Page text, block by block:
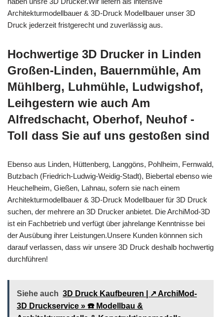
Architekturmodellbauer & 3D-Druck Modellbauer unser 3D
Druck jederzeit fristgerecht und zuverlässig aus.
Hochwertige 3D Drucker in Linden
Großen-Linden, Bauernmühle, Am
Mühlberg, Luhmühle, Ludwigshof,
Leihgestern wie auch Am
Alfredschacht, Oberhof, Neuhof -
Toll dass Sie auf uns gestoßen sind
Ebenso aus Linden, Hüttenberg, Langgöns, Pohlheim, Fernwald,
Butzbach (Friedrich-Ludwig-Weidig-Stadt), Biebertal ebenso wie
Heuchelheim, Gießen, Lahnau, sofern sie nach einem
Architekturmodellbauer & 3D-Druck Modellbauer für 3D Druck
suchen, der mehrere an 3D Drucker anbietet. Die ArchiMod-3D
ist ein Fachbetrieb und verfügt über jahrelange Kenntnisse bei
der Ausübung ihrer Leistungen.Unsere Kunden könnnen sich
darauf verlassen, dass wir unsere 3D Druck deshalb hochwertig
durchführen!
Siehe auch 3D Druck Kaufbeuren | ↗️ ArchiMod-
3D Druckservice » ☎️ Modellbau &